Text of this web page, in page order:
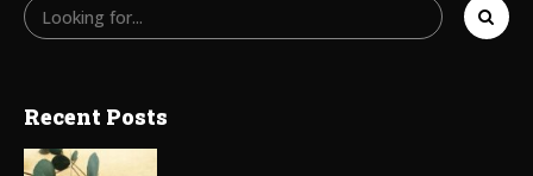
Recent Posts